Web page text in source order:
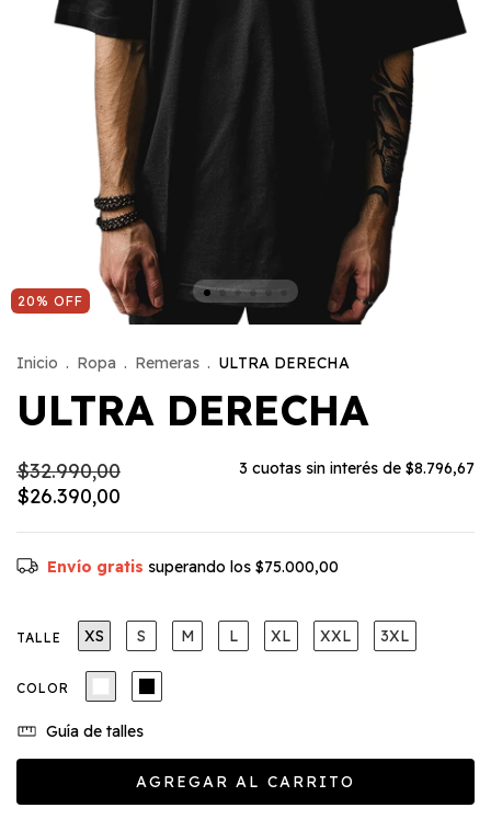
20% OFF
Inicio . Ropa . Remeras . ULTRA DERECHA
ULTRA DERECHA
$32.990,00
$26.390,00
3 cuotas sin interés de $8.796,67
Envío gratis superando los $75.000,00
TALLE XS S M L XL XXL 3XL
COLOR
Guía de talles